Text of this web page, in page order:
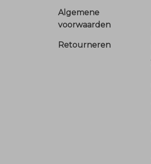
Footer
Algemene
voorwaarden
Retourneren